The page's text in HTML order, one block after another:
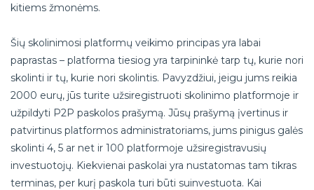
kitiems žmonėms.
Šių skolinimosi platformų veikimo principas yra labai
paprastas – platforma tiesiog yra tarpininkė tarp tų, kurie nori
skolinti ir tų, kurie nori skolintis. Pavyzdžiui, jeigu jums reikia
2000 eurų, jūs turite užsiregistruoti skolinimo platformoje ir
užpildyti P2P paskolos prašymą. Jūsų prašymą įvertinus ir
patvirtinus platformos administratoriams, jums pinigus galės
skolinti 4, 5 ar net ir 100 platformoje užsiregistravusių
investuotojų. Kiekvienai paskolai yra nustatomas tam tikras
terminas, per kurį paskola turi būti suinvestuota. Kai